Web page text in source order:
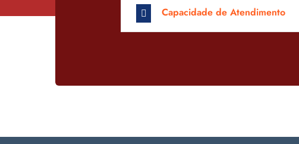
Capacidade de Atendimento